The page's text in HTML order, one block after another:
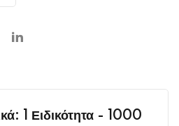
1 Ειδικότητα - 1000